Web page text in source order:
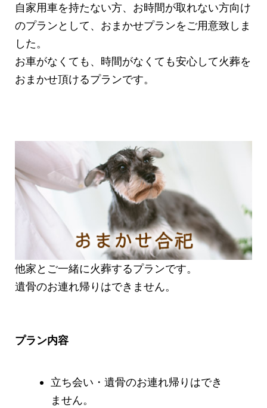
自家用車を持たない方、お時間が取れない方向け
のプランとして、おまかせプランをご用意致しま
した。
お車がなくても、時間がなくても安心して火葬を
おまかせ頂けるプランです。
他家とご一緒に火葬するプランです。
遺骨のお連れ帰りはできません。
プラン内容
立ち会い・遺骨のお連れ帰りはでき
ません。